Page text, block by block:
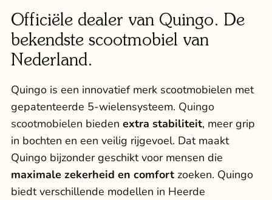
Officiële dealer van Quingo. De
bekendste scootmobiel van
Nederland.
Quingo is een innovatief merk scootmobielen met
gepatenteerde 5-wielensysteem. Quingo
scootmobielen bieden extra stabiliteit, meer grip
in bochten en een veilig rijgevoel. Dat maakt
Quingo bijzonder geschikt voor mensen die
maximale zekerheid en comfort zoeken. Quingo
biedt verschillende modellen in Heerde